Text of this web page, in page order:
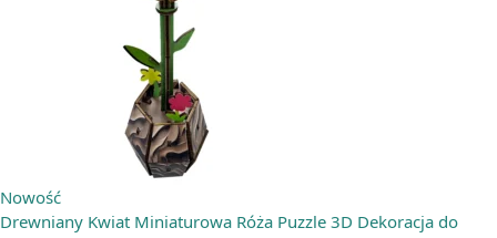
Nowość
Drewniany Kwiat Miniaturowa Róża Puzzle 3D Dekoracja do